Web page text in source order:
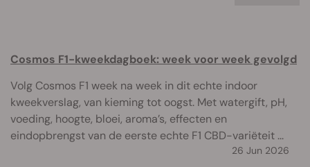
Cosmos F1-kweekdagboek: week voor week gevolgd
Volg Cosmos F1 week na week in dit echte indoor
kweekverslag, van kieming tot oogst. Met watergift, pH,
voeding, hoogte, bloei, aroma’s, effecten en
eindopbrengst van de eerste echte F1 CBD-variëteit ...
26 Jun 2026